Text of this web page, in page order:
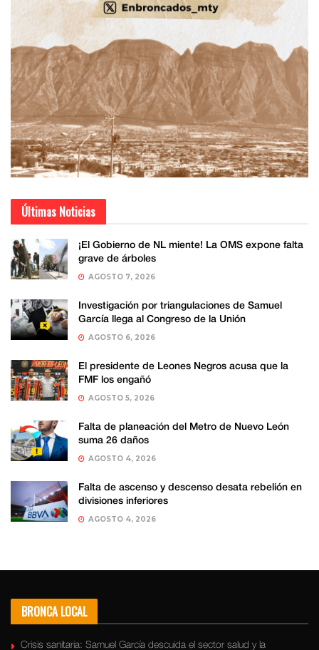
Últimas Noticias
¡El Gobierno de NL miente! La OMS expone falta
grave de árboles
AGOSTO 7, 2026
Investigación por triangulaciones de Samuel
García llega al Congreso de la Unión
AGOSTO 6, 2026
El presidente de Leones Negros acusa que la
FMF los engañó
AGOSTO 5, 2026
Falta de planeación del Metro de Nuevo León
suma 26 daños
AGOSTO 4, 2026
Falta de ascenso y descenso desata rebelión en
divisiones inferiores
AGOSTO 4, 2026
BRONCA LOCAL
Crisis sanitaria: Samuel García descuida el sector salud y la